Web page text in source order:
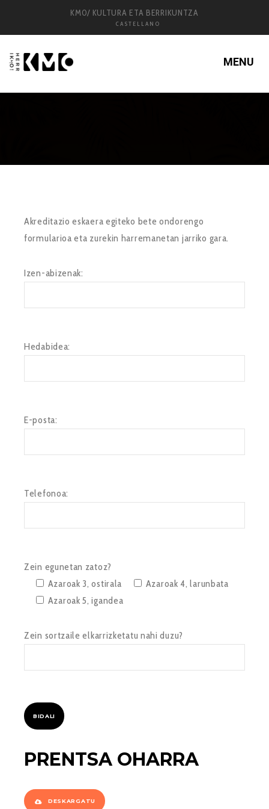
KM0/ KULTURA ETA BERRIKUNTZA
CASTELLANO
MENU
Akreditazio eskaera egiteko bete ondorengo
formularioa eta zurekin harremanetan jarriko gara.
Izen-abizenak:
Hedabidea:
E-posta:
Telefonoa:
Zein egunetan zatoz?
Azaroak 3, ostirala
Azaroak 4, larunbata
Azaroak 5, igandea
Zein sortzaile elkarrizketatu nahi duzu?
PRENTSA OHARRA
DESKARGATU